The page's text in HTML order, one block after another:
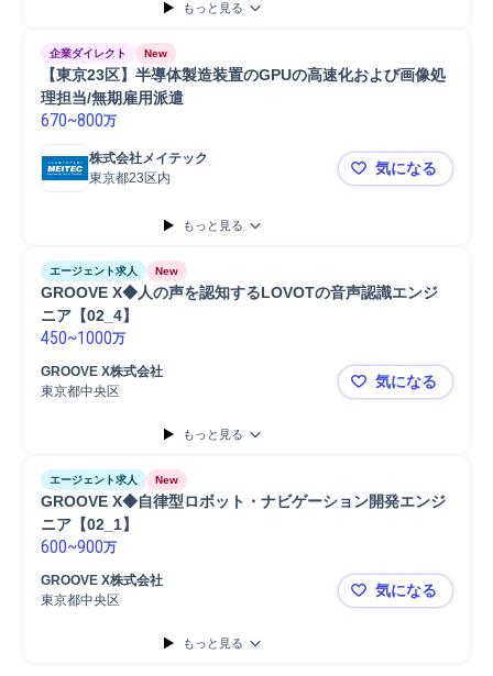
もっと見る
企業ダイレクト New
【東京23区】半導体製造装置のGPUの高速化および画像処
理担当/無期雇用派遣
670~800万
株式会社メイテック
東京都23区内
【東京23区
気になる
もっと見る
エージェント求人 New
GROOVE X◆人の声を認知するLOVOTの音声認識エンジ
ニア【02_4】
450~1000万
GROOVE X株式会社
東京都中央区
GROOVE
気になる
もっと見る
エージェント求人 New
GROOVE X◆自律型ロボット・ナビゲーション開発エンジ
ニア【02_1】
600~900万
GROOVE X株式会社
東京都中央区
GROOVE
気になる
もっと見る